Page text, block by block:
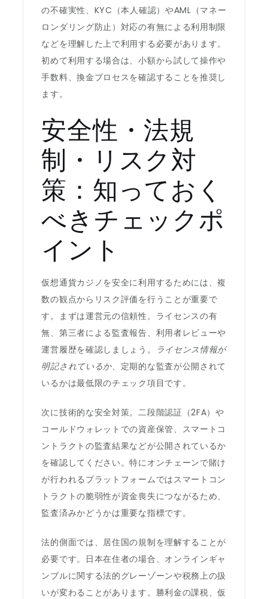
の不確実性、KYC（本人確認）やAML（マネー
ロンダリング防止）対応の有無による利用制限
などを理解した上で利用する必要があります。
初めて利用する場合は、小額から試して操作や
手数料、換金プロセスを確認することを推奨し
ます。
安全性・法規
制・リスク対
策：知っておく
べきチェックポ
イント
仮想通貨カジノを安全に利用するためには、複
数の観点からリスク評価を行うことが重要で
す。まずは運営元の信頼性。ライセンスの有
無、第三者による監査報告、利用者レビューや
運営履歴を確認しましょう。
ライセンス情報が
明記されているか、定期的な監査が公開されて
いるかは最低限のチェック項目です。
次に技術的な安全対策。二段階認証（2FA）や
コールドウォレットでの資産保管、スマートコ
ントラクトの監査結果などが公開されているか
を確認してください。特にオンチェーンで賭け
が行われるプラットフォームではスマートコン
トラクトの脆弱性が資金喪失につながるため、
監査済みかどうかは重要な指標です。
法的側面では、居住国の規制を理解することが
必要です。日本在住者の場合、オンラインギャ
ンブルに関する法的グレーゾーンや税務上の扱
いが変わることがあります。勝利金の課税、仮